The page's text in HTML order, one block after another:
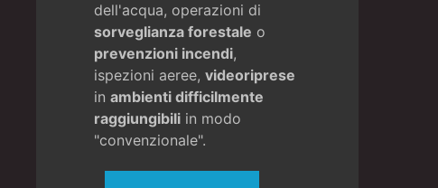
dell'acqua, operazioni di
sorveglianza forestale o
prevenzioni incendi,
ispezioni aeree, videoriprese
in ambienti difficilmente
raggiungibiliin modo
"convenzionale".